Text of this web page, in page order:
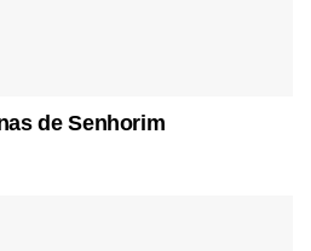
de Senhorim